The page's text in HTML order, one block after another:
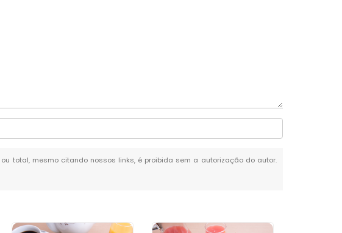
total, mesmo citando nossos links, é proibida sem a autorização do autor.